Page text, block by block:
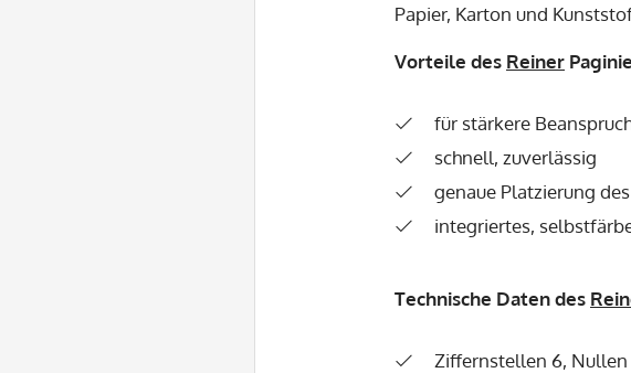
Papier, Karton und
Vorteile des Reiner
für stärkere
schnell, zuverlässig
genaue Platzierung
integriertes,
Technische Daten des
Ziffernstellen 6,